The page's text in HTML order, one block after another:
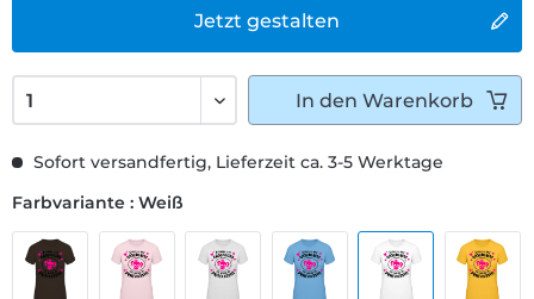
Jetzt gestalten
Sofort versandfertig, Lieferzeit ca. 3-5 Werktage
Farbvariante : Weiß
In den Warenkorb